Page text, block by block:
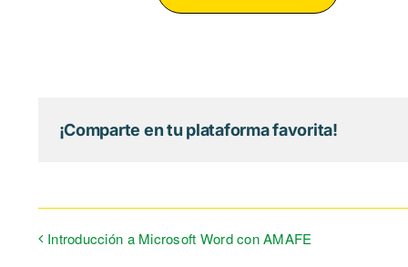
¡Comparte en tu plataforma favorita!
Introducción a Microsoft Word con AMAFE